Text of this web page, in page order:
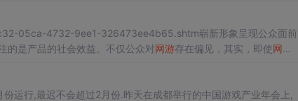
05ca-4732-9ee1-326473ee4b65.shtm崭新形象呈现公众面前
的是产品的社会效益。不仅公众对网游存在偏见，其实，即使网游
份运行,最迟不会超过2月份.昨天在成都举行的中国游戏产业年会上,